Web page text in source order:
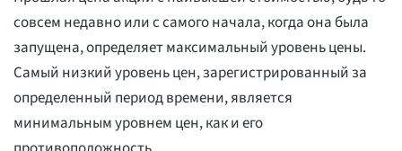
совсем недавно или с самого начала, когда она была
запущена, определяет максимальный уровень цены.
Самый низкий уровень цен, зарегистрированный за
определенный период времени, является
минимальным уровнем цен, как и его